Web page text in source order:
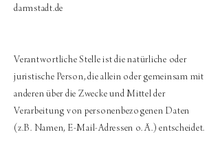
darmstadt.de
Verantwortliche Stelle ist die natürliche oder
juristische Person, die allein oder gemeinsam mit
anderen über die Zwecke und Mittel der
Verarbeitung von personenbezogenen Daten
(z.B. Namen, E-Mail-Adressen o. Ä.) entscheidet.